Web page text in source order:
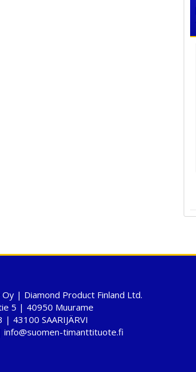
| Diamond Product Finland Ltd.
5 | 40950 Muurame
| 43100 SAARIJÄRVI
info@suomen-timanttituote.fi